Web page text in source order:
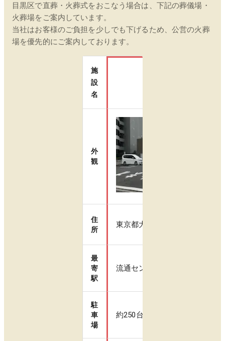
目黒区で直葬・火葬式をおこなう場合は、下記の葬儀場・
火葬場をご案内しています。
当社はお客様のご負担を少しでも下げるため、公営の火葬
場を優先的にご案内しております。
施
設
名
外
観
住
所
東京都大田区東海1-3-1
最
寄
駅
流通センター駅 徒歩10分
駐
車
場
約250台